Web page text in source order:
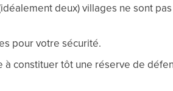
deux) villages ne sont pas
pour votre sécurité.
à constituer tôt une réserve de